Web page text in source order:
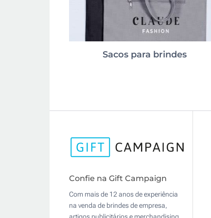
Sacos para brindes
Confie na Gift Campaign
Com mais de 12 anos de experiência
na venda de brindes de empresa,
artigos publicitários e merchandising